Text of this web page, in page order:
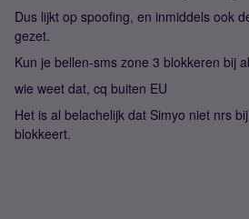
Dus lijkt op spoofing, en inmiddels ook
gezet.
Kun je bellen-sms zone 3 blokkeren bij
wie weet dat, cq buiten EU
Het is al belachelijk dat Simyo niet nrs
blokkeert.